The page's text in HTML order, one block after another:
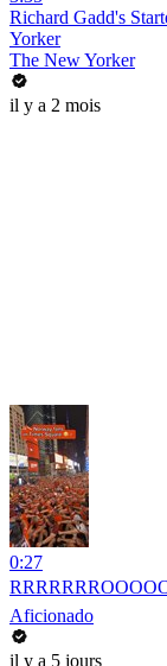
Richard Gadd's
Yorker
The New Yorker
il y a 2 mois
0:27
Aficionado
il y a 5 jours